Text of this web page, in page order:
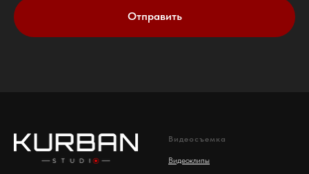
Отправить
Видеосъемка
Видеоклипы